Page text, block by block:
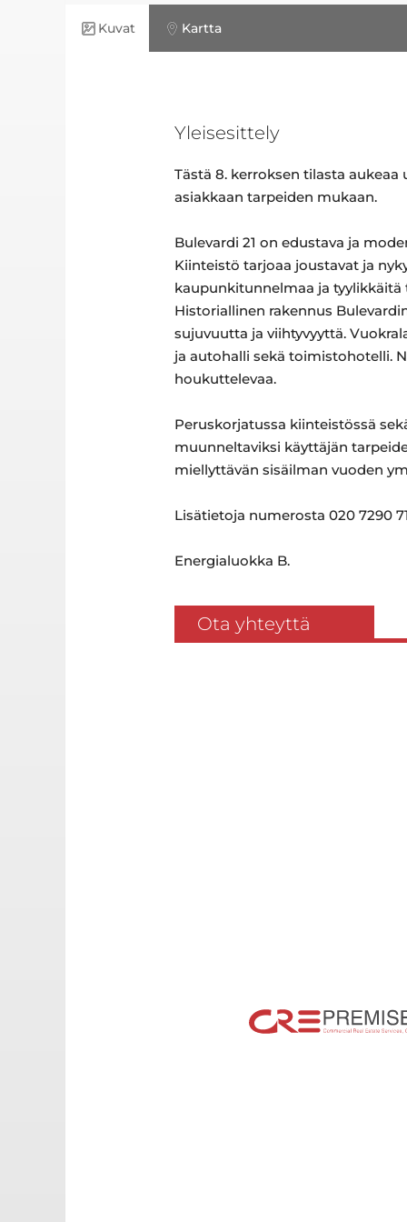
Kuvat Kartta
Yleisesittely
Tästä 8. kerroksen tilasta
asiakkaan tarpeiden mukaan.
Bulevardi 21 on edustava ja
Kiinteistö tarjoaa joustavat ja
kaupunkitunnelmaa ja tyylikkäitä
Historiallinen rakennus
sujuvuutta ja viihtyvyyttä.
ja autohalli sekä toimistohotelli.
houkuttelevaa.
Peruskorjatussa kiinteistössä
muunneltaviksi käyttäjän
miellyttävän sisäilman vuoden
Lisätietoja numerosta 020 7290
Energialuokka B.
Ota yhteyttä